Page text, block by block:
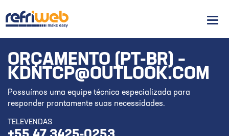
ORÇAMENTO (PT-BR) –
KDNTCP@OUTLOOK.COM
Possuímos uma equipe técnica especializada para
responder prontamente suas necessidades.
TELEVENDAS